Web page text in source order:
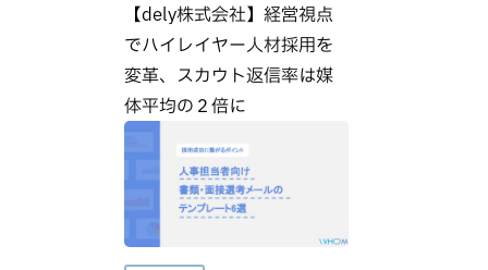
【dely株式会社】経営視点
でハイレイヤー人材採用を
変革、スカウト返信率は媒
体平均の２倍に